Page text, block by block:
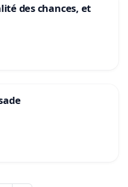
des chances, et